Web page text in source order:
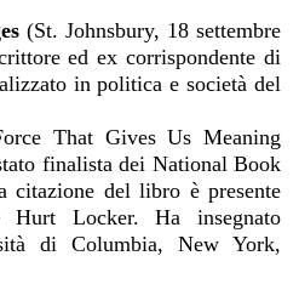
(St. Johnsbury, 18 settembre
ed ex corrispondente di
in politica e società del
That Gives Us Meaning
finalista dei National Book
citazione del libro è presente
Locker. Ha insegnato
di Columbia, New York,